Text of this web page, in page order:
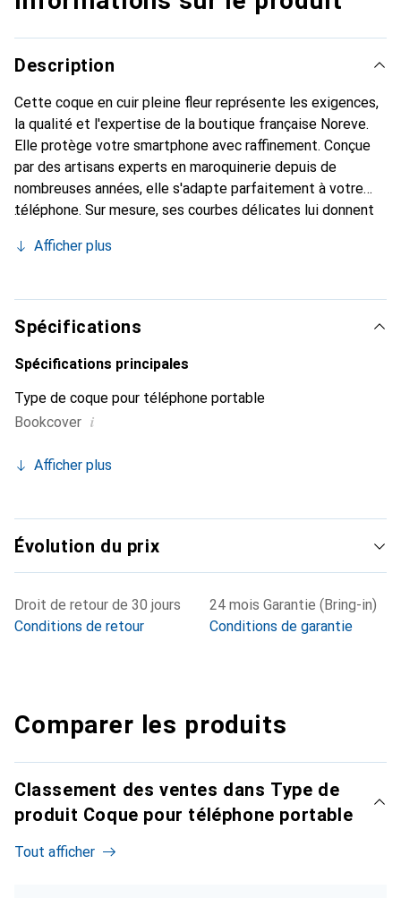
Description
Cette coque en cuir pleine fleur représente les exigences,
la qualité et l'expertise de la boutique française Noreve.
Elle protège votre smartphone avec raffinement. Conçue
par des artisans experts en maroquinerie depuis de
nombreuses années, elle s'adapte parfaitement à votre
téléphone. Sur mesure, ses courbes délicates lui donnent
et indispensable pour votre smartphone. Reconnaître
marque Noreve est un choix sûr pour une clientèle
exigeante.
Afficher plus
Spécifications
Spécifications principales
Type de coque pour téléphone portable
Bookcover i
Afficher plus
Évolution du prix
Droit de retour de 30 jours
Conditions de retour
24 mois Garantie (Bring-in)
Conditions de garantie
Comparer les produits
Classement des ventes dans Type de
produit Coque pour téléphone portable
Tout afficher